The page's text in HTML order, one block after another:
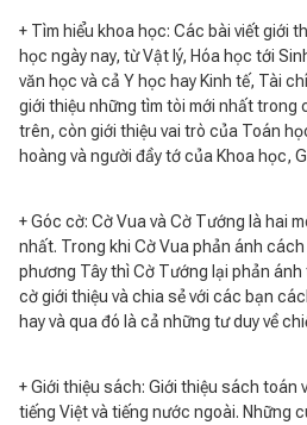
+ Tìm hiểu khoa học: Các bài viết giới
học ngày nay, từ Vật lý, Hóa học tới
văn học và cả Y học hay Kinh tế, Tài
giới thiệu những tìm tòi mới nhất trong
trên, còn giới thiệu vai trò của Toán
hoàng và người đầy tớ của Khoa học,
+ Góc cờ: Cờ Vua và Cờ Tướng là hai
nhất. Trong khi Cờ Vua phản ánh
phương Tây thì Cờ Tướng lại phản
cờ giới thiệu và chia sẻ với các bạn
hay và qua đó là cả những tư duy về
+ Giới thiệu sách: Giới thiệu sách toán
tiếng Việt và tiếng nước ngoài. Những